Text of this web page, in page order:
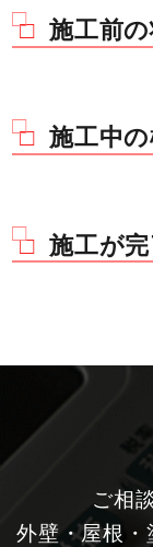
施工前
施工中
施工が
ご相
外壁・屋根